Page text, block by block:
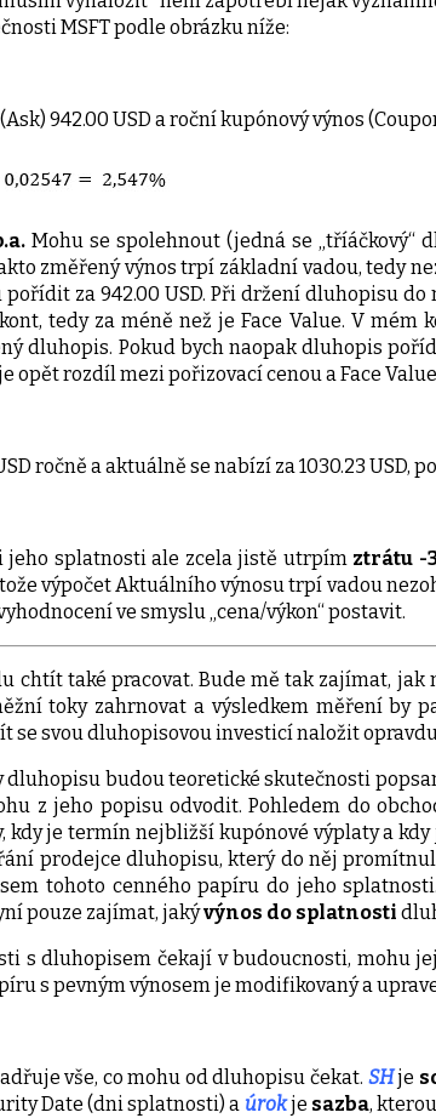
MSFT podle obrázku níže:
942.00 USD a roční kupónový výnos
Mohu se spolehnout (jedná se „tříáčkový“
změřený výnos trpí základní vadou, tedy
pořídit za 942.00 USD. Při držení dluhopisu
tedy za méně než je Face Value. V
dluhopis. Pokud bych naopak dluhopis
rozdíl mezi pořizovací cenou a Face
ročně a aktuálně se nabízí za 1030.23 USD,
jeho splatnosti ale zcela jistě utrpím ztrátu -
výpočet Aktuálního výnosu trpí vadou
ve smyslu „cena/výkon“ postavit.
také pracovat. Bude mě tak zajímat, jak
toky zahrnovat a výsledkem měření by
svou dluhopisovou investicí naložit
budou teoretické skutečnosti
z jeho popisu odvodit. Pohledem do
kdy je termín nejbližší kupónové výplaty a
prodejce dluhopisu, který do něj
tohoto cenného papíru do jeho
pouze zajímat, jakývýnos do splatnosti
s dluhopisem čekají v budoucnosti,
s pevným výnosem je modifikovaný a
vše, co mohu od dluhopisu čekat. SHje
Date (dni splatnosti) a úrokje sazba, kterou